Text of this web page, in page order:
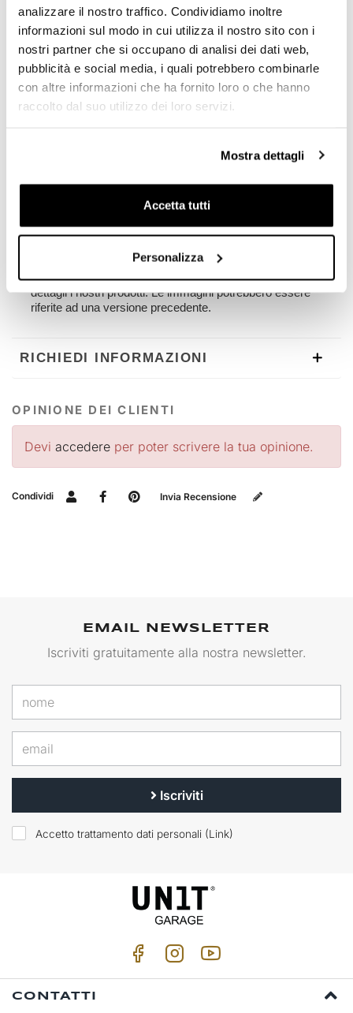
analizzare il nostro traffico. Condividiamo inoltre
informazioni sul modo in cui utilizza il nostro sito con i
nostri partner che si occupano di analisi dei dati web,
pubblicità e social media, i quali potrebbero combinarle
con altre informazioni che ha fornito loro o che hanno
raccolto dal suo utilizzo dei loro servizi.
Mostra dettagli
Accetta tutti
Personalizza
Cerchio in alluminio (colore nero opaco)
Canale dei cerchi:
Anteriore 350x17 ( Profilo in accordo con normativa
Europea ETRTO )
Europea ETRTO )
numero di ordine.
N.B. Su richiesta è possibile realizzare le ruote in
Tempi di consegna 4/6 setttimane dal ricevimento del
Per offrirvi il meglio miglioriamo costantemente nei
dettagli i nostri prodotti. Le immagini potrebbero essere
riferite ad una versione precedente.
RICHIEDI INFORMAZIONI
OPINIONE DEI CLIENTI
Devi accedere per poter scrivere la tua opinione.
Condividi Invia Recensione
EMAIL NEWSLETTER
Iscriviti gratuitamente alla nostra newsletter.
Iscriviti
Accetto trattamento dati personali (Link)
CONTATTI